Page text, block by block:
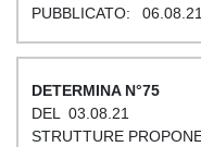
06.08.21
75
03.08.21